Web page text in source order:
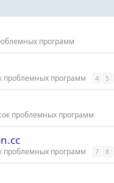
программ
проблемных программ 4 5
проблемных программ
проблемных программ 7 8